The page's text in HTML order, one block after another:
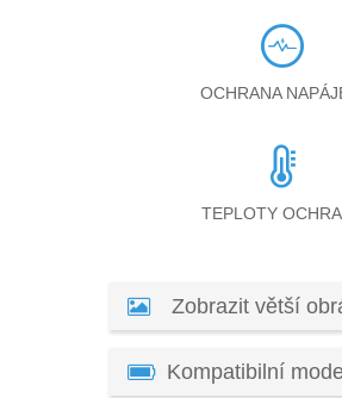
OCHRANA
TEPLOTY
Zobrazit větší
Kompatibilní